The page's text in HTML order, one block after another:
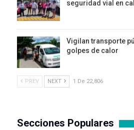
seguridad vial en
Vigilan transporte
golpes de calor
PREV NEXT 1 De 22,806
Secciones Populares